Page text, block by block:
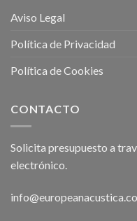
Aviso Legal
Política de Privacidad
Política de Cookies
CONTACTO
Solicita presupuesto a
electrónico.